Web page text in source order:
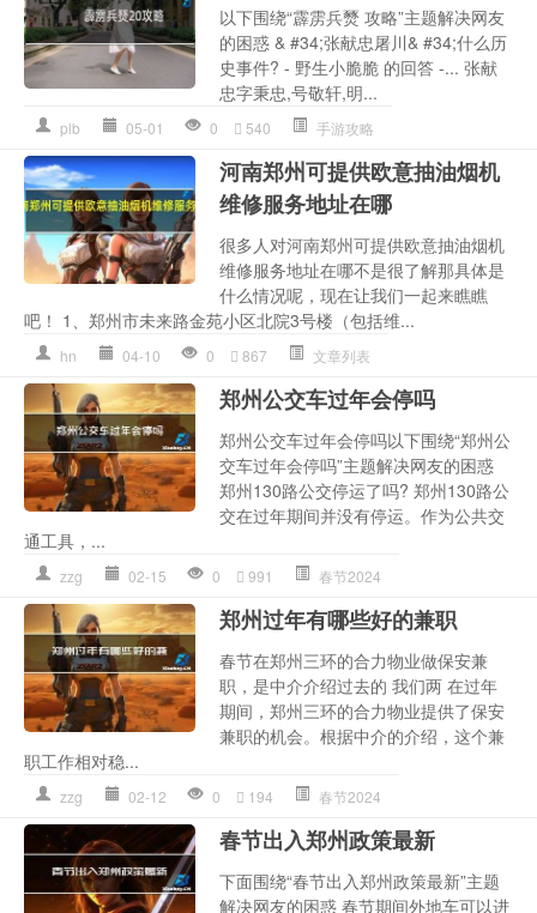
以下围绕“霹雳兵燹 攻略”主题解决网友
的困惑 & #34;张献忠屠川& #34;什么历
史事件? - 野生小脆脆 的回答 -... 张献
忠字秉忠,号敬轩,明...
plb 05-01 0 540 手游攻略
河南郑州可提供欧意抽油烟机
维修服务地址在哪
很多人对河南郑州可提供欧意抽油烟机
维修服务地址在哪不是很了解那具体是
什么情况呢，现在让我们一起来瞧瞧
吧！ 1、郑州市未来路金苑小区北院3号楼（包括维...
hn 04-10 0 867 文章列表
郑州公交车过年会停吗
郑州公交车过年会停吗以下围绕“郑州公
交车过年会停吗”主题解决网友的困惑
郑州130路公交停运了吗? 郑州130路公
交在过年期间并没有停运。作为公共交
通工具，...
zzg 02-15 0 991 春节2024
郑州过年有哪些好的兼职
春节在郑州三环的合力物业做保安兼
职，是中介介绍过去的 我们两 在过年
期间，郑州三环的合力物业提供了保安
兼职的机会。根据中介的介绍，这个兼
职工作相对稳...
zzg 02-12 0 194 春节2024
春节出入郑州政策最新
下面围绕“春节出入郑州政策最新”主题
解决网友的困惑 春节期间外地车可以进